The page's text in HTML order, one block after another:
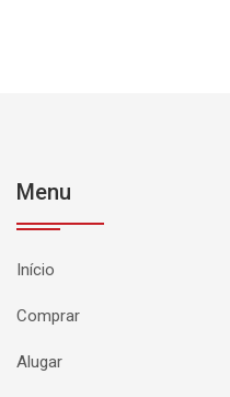
Menu
Início
Comprar
Alugar